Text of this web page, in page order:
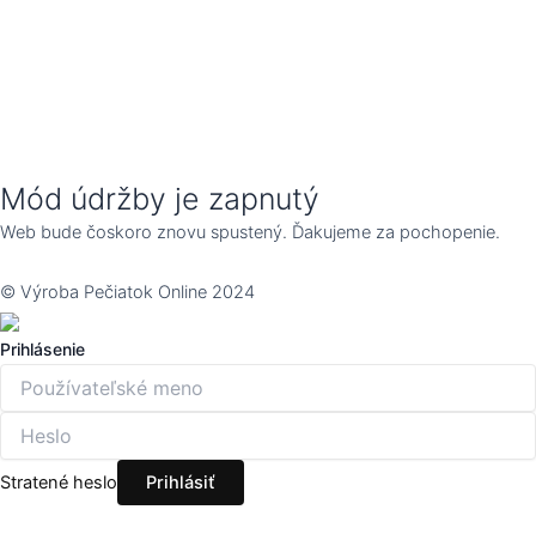
Mód údržby je zapnutý
Web bude čoskoro znovu spustený. Ďakujeme za pochopenie.
© Výroba Pečiatok Online 2024
Prihlásenie
Stratené heslo